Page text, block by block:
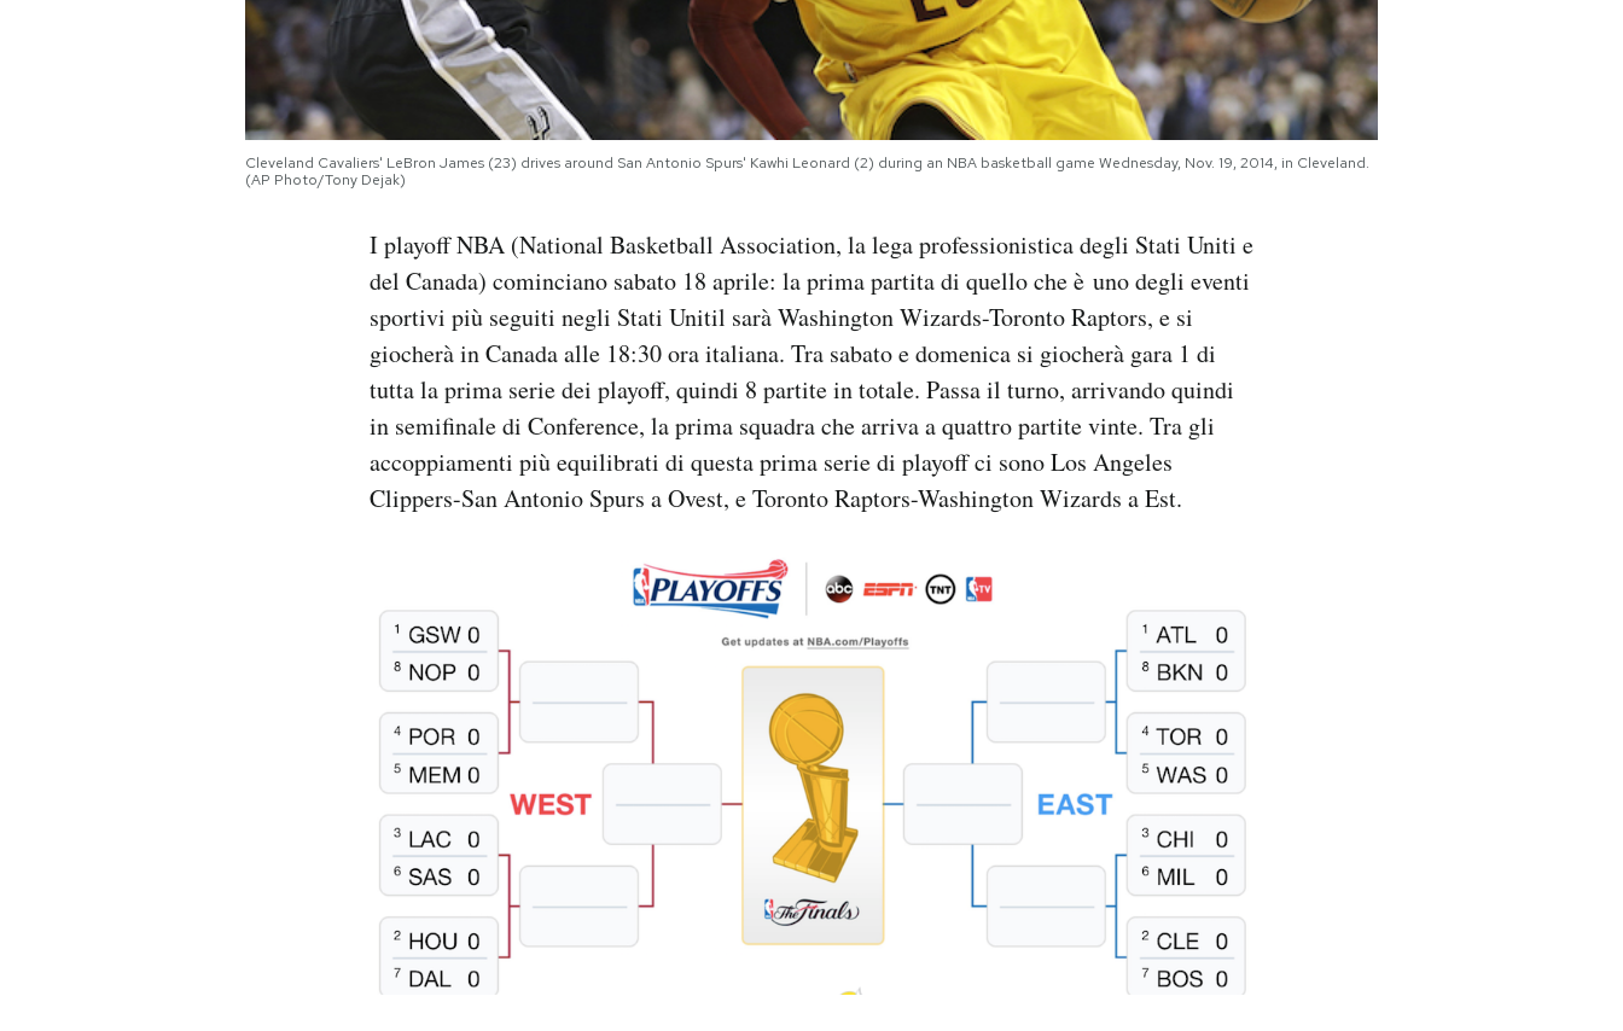
Cleveland Cavaliers' LeBron James (23) drives around San Antonio Spurs' Kawhi Leonard (2) during an NBA basketball game Wednesday, Nov. 19, 2014, in Cleveland.
(AP Photo/Tony Dejak)
I playoff NBA (National Basketball Association, la lega professionistica degli Stati Uniti e
del Canada) cominciano sabato 18 aprile: la prima partita di quello che è uno degli eventi
sportivi più seguiti negli Stati Unitil sarà Washington Wizards-Toronto Raptors, e si
giocherà in Canada alle 18:30 ora italiana. Tra sabato e domenica si giocherà gara 1 di
tutta la prima serie dei playoff, quindi 8 partite in totale. Passa il turno, arrivando quindi
in semifinale di Conference, la prima squadra che arriva a quattro partite vinte. Tra gli
accoppiamenti più equilibrati di questa prima serie di playoff ci sono Los Angeles
Clippers-San Antonio Spurs a Ovest, e Toronto Raptors-Washington Wizards a Est.